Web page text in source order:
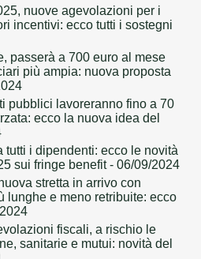
nuove agevolazioni per i
incentivi: ecco tutti i sostegni
passerà a 700 euro al mese
più ampia: nuova proposta
pubblici lavoreranno fino a 70
ecco la nuova idea del
tutti i dipendenti: ecco le novità
sui fringe benefit- 06/09/2024
stretta in arrivo con
lunghe e meno retribuite: ecco
fiscali, a rischio le
sanitarie e mutui: novità del